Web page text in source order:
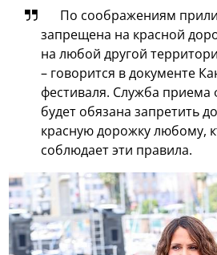
По соображениям
запрещена на красной
на любой другой
– говорится в документе
фестиваля. Служба приема
будет обязана запретить
красную дорожку любому,
соблюдает эти правила.